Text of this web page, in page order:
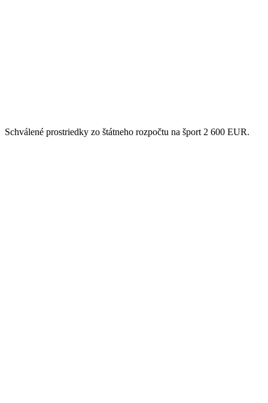
Schválené prostriedky zo štátneho rozpočtu na šport 2 600 EUR.